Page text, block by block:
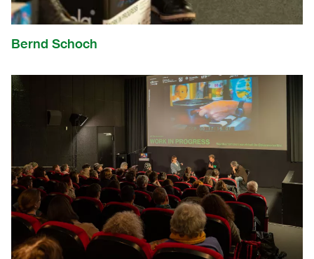
Bernd Schoch